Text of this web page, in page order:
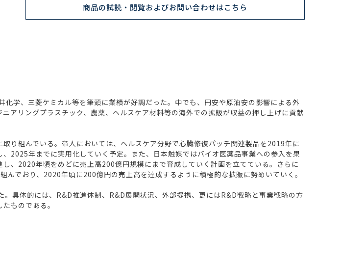
商品の試読・閲覧およびお問い合わせはこちら
学、三菱ケミカル等を筆頭に業績が好調だった。中でも、円安や原油安の影響による外
アリングプラスチック、農薬、ヘルスケア材料等の海外での拡販が収益の押し上げに貢献
り組んでいる。帝人においては、ヘルスケア分野で心臓修復パッチ関連製品を2019年に
2025年までに実用化していく予定。また、日本触媒ではバイオ医薬品事業への参入を果
、2020年頃をめどに売上高200億円規模にまで育成していく計画を立てている。さらに
でおり、2020年頃に200億円の売上高を達成するように積極的な拡販に努めいていく。
具体的には、R&D推進体制、R&D展開状況、外部提携、更にはR&D戦略と事業戦略の方
ものである。